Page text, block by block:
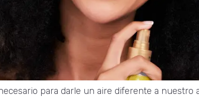
para darle un aire diferente a nuestro